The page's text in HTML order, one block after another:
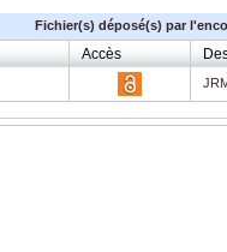
Fichier(s) déposé(s) par
Accès